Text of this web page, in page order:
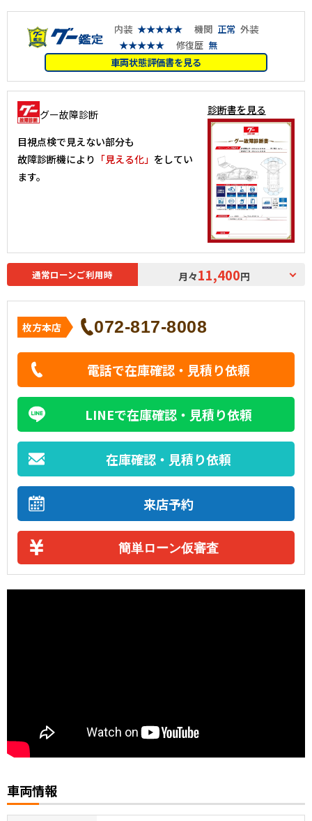
内装 ★★★★★ 機関 正常 外装
★★★★★
修復歴 無
車両状態評価書を見る
グー故障診断
目視点検で見えない部分も
故障診断機により 「見える化」 をしてい
ます。
診断書を見る
通常ローンご利用時 月々11,400円
枚方本店 072-817-8008
電話で在庫確認・見積り依頼
LINEで在庫確認・見積り依頼
在庫確認・見積り依頼
来店予約
簡単ローン仮審査
車両情報